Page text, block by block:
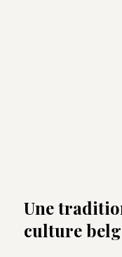
Une
culture